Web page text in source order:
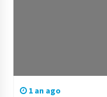
1 an ago